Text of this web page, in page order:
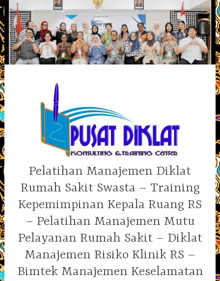
Skip
to
content
Pelatihan Manajemen Diklat
Rumah Sakit Swasta – Training
Kepemimpinan Kepala Ruang RS
– Pelatihan Manajemen Mutu
Pelayanan Rumah Sakit – Diklat
Manajemen Risiko Klinik RS –
Bimtek Manajemen Keselamatan